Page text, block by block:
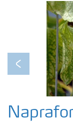
Egészséges
Fenológiai
Previous